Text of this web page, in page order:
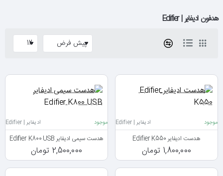
هدفون ادیفایر | Edifier
موجود ادیفایر | Edifier
هدست ادیفایر Edifier K550
1,800,000 تومان
موجود ادیفایر | Edifier
هدست سیمی ادیفایر Edifier K800 USB
2,500,000 تومان